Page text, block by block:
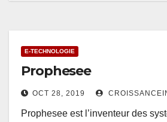
E-TECHNOLOGIE
Prophesee
OCT 28, 2019
Prophesee est l’inventeur des